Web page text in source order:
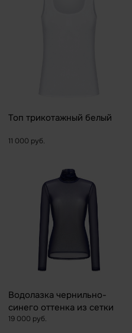
Топ трикотажный белый
11 000 руб.
Водолазка чернильно-
синего оттенка из сетки
19 000 руб.